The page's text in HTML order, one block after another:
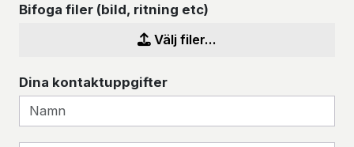
Bifoga filer (bild, ritning etc)
Välj filer...
Dina kontaktuppgifter